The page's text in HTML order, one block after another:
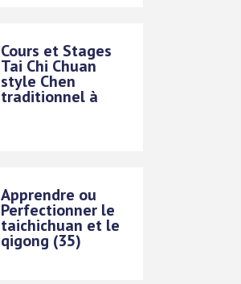
Cours et Stages
Tai Chi Chuan
style Chen
traditionnel à
Apprendre ou
Perfectionner le
taichichuan et le
qigong (35)